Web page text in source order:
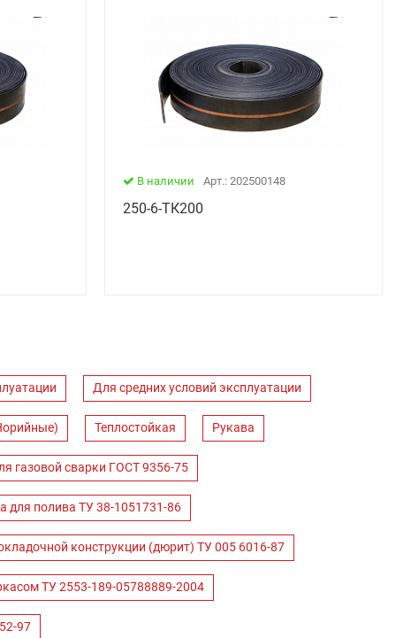
В наличии Арт.: 202500148
250-6-ТК200
Для средних условий эксплуатации
Теплостойкая Рукава
газовой сварки ГОСТ 9356-75
для полива ТУ 38-1051731-86
конструкции (дюрит) ТУ 005 6016-87
ТУ 2553-189-05788889-2004
97